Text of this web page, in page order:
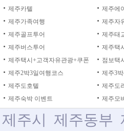
제주카텔
제주에
제주가족여행
제주자
제주골프투어
제주태
제주버스투어
제주택
제주택시+고객자유관광+쿠폰
점보택
제주2박3일여행코스
제주3
제주도호텔
제주도
제주숙박 이벤트 제주모
제주시 제주동부